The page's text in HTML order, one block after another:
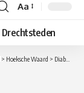
Lettergrootte
aanpassen
Aa
Drechtsteden
> Hoeksche Waard > Diabetes café in Oud-Beijerland